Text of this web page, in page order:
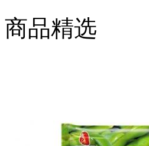
商品精选